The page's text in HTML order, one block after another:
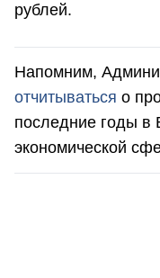
рублей.
Напомним,
отчитываться о
последние годы в
экономической